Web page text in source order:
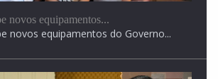
novos equipamentos...
novos equipamentos do Governo...